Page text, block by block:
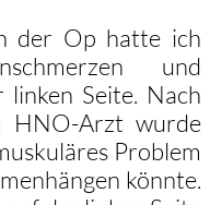
der Op hatte ich
und
linken Seite. Nach
HNO-Arzt wurde
Problem
könnte.